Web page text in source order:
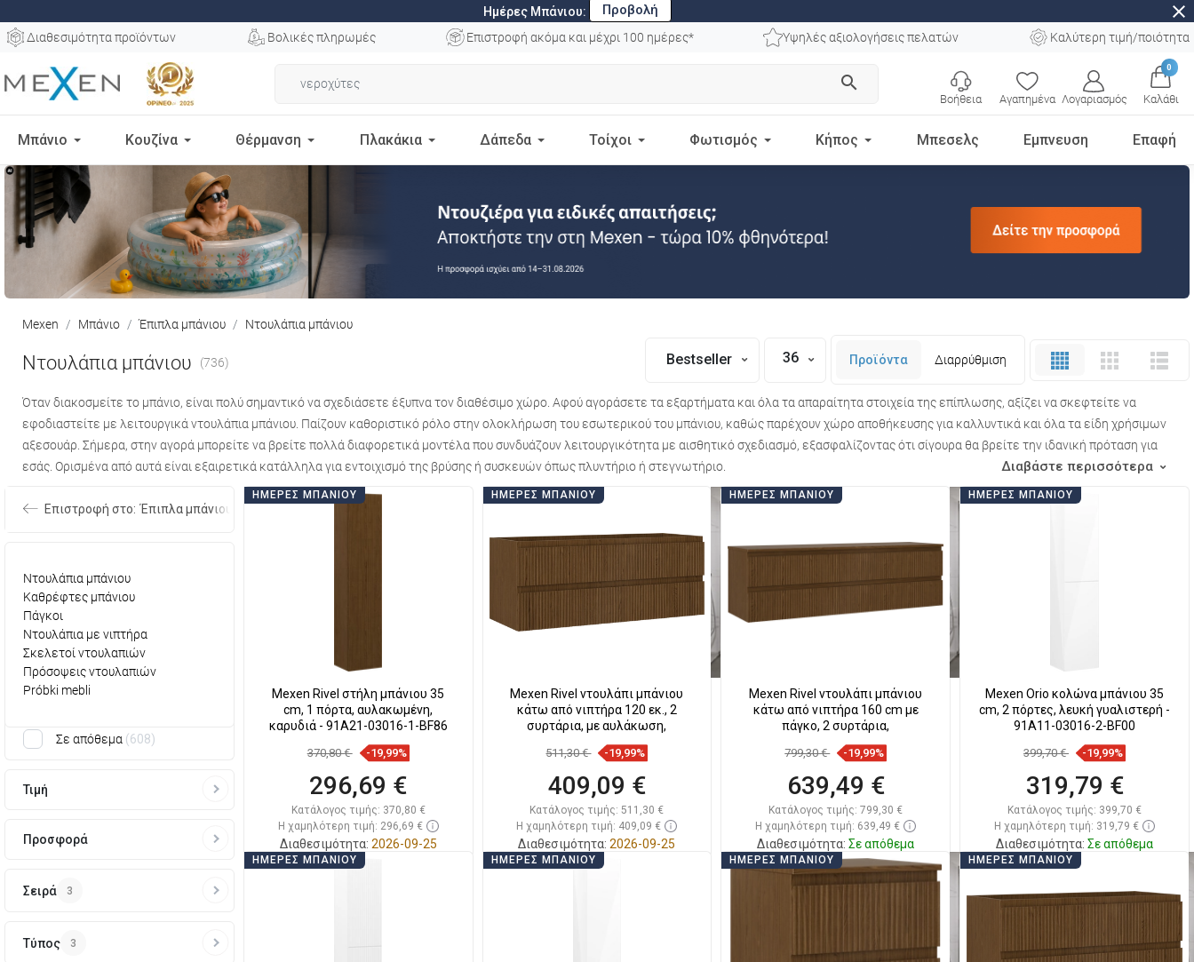
Ημέρες Μπάνιου: Προβολή close
Διαθεσιμότητα προϊόντων Βολικές πληρωμές Επιστροφή ακόμα και μέχρι 100 ημέρες* Υψηλές αξιολογήσεις πελατών Καλύτερη τιμή/ποιότητα
search
Αγαπημένα Λογαριασμός
0
Καλάθι
Βοήθεια
Μπάνιο Κουζίνα Θέρμανση Πλακάκια Δάπεδα Τοίχοι Φωτισμός Κήπος Μπεσελς Εμπνευση Επαφή
Mexen Μπάνιο Έπιπλα μπάνιου Ντουλάπια μπάνιου
Ντουλάπια μπάνιου (736) Bestseller 36 Προϊόντα Διαρρύθμιση
Όταν διακοσμείτε το μπάνιο, είναι πολύ σημαντικό να σχεδιάσετε έξυπνα τον διαθέσιμο χώρο. Αφού αγοράσετε τα εξαρτήματα και όλα τα απαραίτητα στοιχεία της επίπλωσης, αξίζει να σκεφτείτε να
εφοδιαστείτε με λειτουργικά ντουλάπια μπάνιου . Παίζουν καθοριστικό ρόλο στην ολοκλήρωση του εσωτερικού του μπάνιου, καθώς παρέχουν χώρο αποθήκευσης για καλλυντικά και όλα τα είδη χρήσιμων
αξεσουάρ. Σήμερα, στην αγορά μπορείτε να βρείτε πολλά διαφορετικά μοντέλα που συνδυάζουν λειτουργικότητα με αισθητικό σχεδιασμό, εξασφαλίζοντας ότι σίγουρα θα βρείτε την ιδανική πρόταση για
εσάς. Ορισμένα από αυτά είναι εξαιρετικά κατάλληλα για εντοιχισμό της βρύσης ή συσκευών όπως πλυντήριο ή στεγνωτήριο.
Διαβάστε περισσότερα
Ντουλάπια μπάνιου
Καθρέφτες μπάνιου
Πάγκοι
Ντουλάπια με νιπτήρα
Σκελετοί ντουλαπιών
Πρόσοψεις ντουλαπιών
Próbki mebli
Σε απόθεμα 608
Τιμή
Προσφορά
Σειρά 3
Τύπος 3
Επιστροφή στο: Έπιπλα μπάνιου
ΗΜΈΡΕΣ ΜΠΆΝΙΟΥ
Mexen Rivel στήλη μπάνιου 35
cm, 1 πόρτα, αυλακωμένη,
καρυδιά - 91A21-03016-1-BF86
370,80 € -19,99%
296,69 €
Κατάλογος τιμής: 370,80 €
Η χαμηλότερη τιμή: 296,69 €
Διαθεσιμότητα: 2026-09-25
ΗΜΈΡΕΣ ΜΠΆΝΙΟΥ
Mexen Rivel ντουλάπι μπάνιου
κάτω από νιπτήρα 120 εκ., 2
συρτάρια, με αυλάκωση,
511,30 € -19,99%
409,09 €
Κατάλογος τιμής: 511,30 €
Η χαμηλότερη τιμή: 409,09 €
Διαθεσιμότητα: 2026-09-25
ΗΜΈΡΕΣ ΜΠΆΝΙΟΥ
Mexen Rivel ντουλάπι μπάνιου
κάτω από νιπτήρα 160 cm με
πάγκο, 2 συρτάρια,
799,30 € -19,99%
639,49 €
Κατάλογος τιμής: 799,30 €
Η χαμηλότερη τιμή: 639,49 €
Διαθεσιμότητα: Σε απόθεμα
Στο καλάθι
ΗΜΈΡΕΣ ΜΠΆΝΙΟΥ
Mexen Orio κολώνα μπάνιου 35
cm, 2 πόρτες, λευκή γυαλιστερή -
91A11-03016-2-BF00
399,70 € -19,99%
319,79 €
Κατάλογος τιμής: 399,70 €
Η χαμηλότερη τιμή: 319,79 €
Διαθεσιμότητα: Σε απόθεμα
Σύγκριση
ΗΜΈΡΕΣ ΜΠΆΝΙΟΥ ΗΜΈΡΕΣ ΜΠΆΝΙΟΥ ΗΜΈΡΕΣ ΜΠΆΝΙΟΥ ΗΜΈΡΕΣ ΜΠΆΝΙΟΥ